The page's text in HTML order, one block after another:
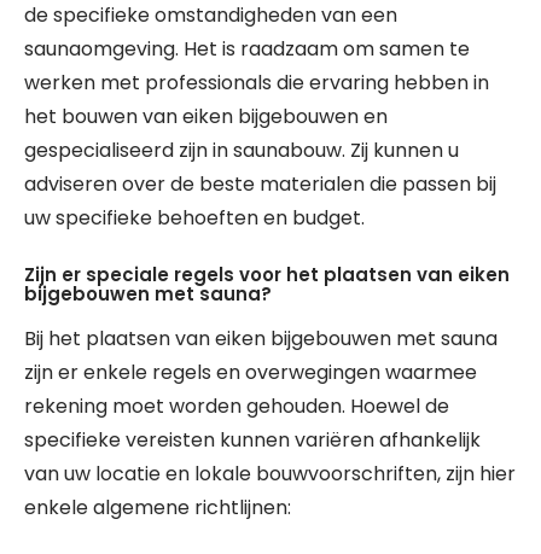
de specifieke omstandigheden van een
saunaomgeving. Het is raadzaam om samen te
werken met professionals die ervaring hebben in
het bouwen van eiken bijgebouwen en
gespecialiseerd zijn in saunabouw. Zij kunnen u
adviseren over de beste materialen die passen bij
uw specifieke behoeften en budget.
Zijn er speciale regels voor het plaatsen van eiken
bijgebouwen met sauna?
Bij het plaatsen van eiken bijgebouwen met sauna
zijn er enkele regels en overwegingen waarmee
rekening moet worden gehouden. Hoewel de
specifieke vereisten kunnen variëren afhankelijk
van uw locatie en lokale bouwvoorschriften, zijn hier
enkele algemene richtlijnen: